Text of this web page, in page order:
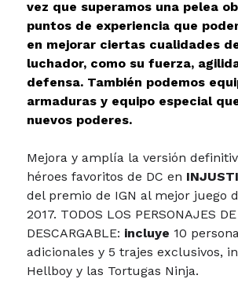
vez que superamos una pelea
puntos de experiencia que
en mejorar ciertas cualidades
luchador, como su fuerza,
defensa. También podemos
armaduras y equipo especial
nuevos poderes.
Mejora y amplía la versión
héroes favoritos de DC en
del premio de IGN al mejor juego
2017. TODOS LOS PERSONAJES
DESCARGABLE: incluye 10
adicionales y 5 trajes exclusivos,
Hellboy y las Tortugas Ninja.